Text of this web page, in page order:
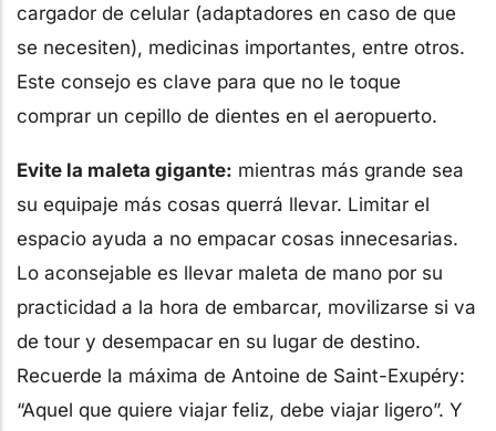
cargador de celular (adaptadores en caso de que
se necesiten), medicinas importantes, entre otros.
Este consejo es clave para que no le toque
comprar un cepillo de dientes en el aeropuerto.
Evite la maleta gigante: mientras más grande sea
su equipaje más cosas querrá llevar. Limitar el
espacio ayuda a no empacar cosas innecesarias.
Lo aconsejable es llevar maleta de mano por su
practicidad a la hora de embarcar, movilizarse si va
de tour y desempacar en su lugar de destino.
Recuerde la máxima de Antoine de Saint-Exupéry:
“Aquel que quiere viajar feliz, debe viajar ligero”. Y